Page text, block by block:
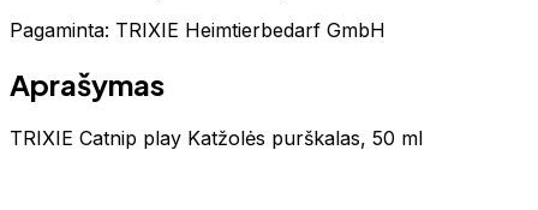
Pagaminta: TRIXIE Heimtierbedarf GmbH
Aprašymas
TRIXIE Catnip play Katžolės purškalas, 50 ml